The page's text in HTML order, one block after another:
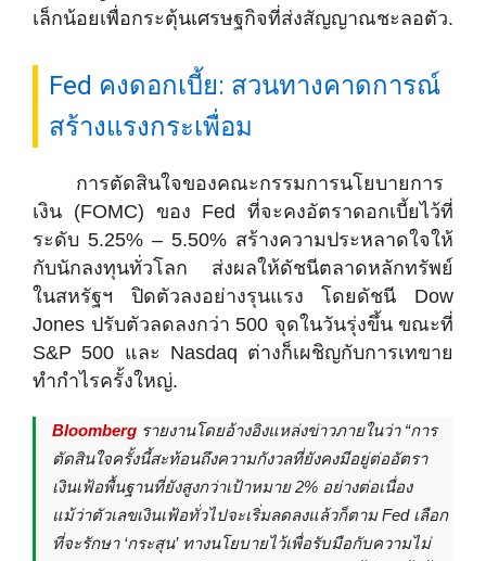
เล็กน้อยเพื่อกระตุ้นเศรษฐกิจที่ส่งสัญญาณชะลอตัว.
Fed คงดอกเบี้ย: สวนทางคาดการณ์
สร้างแรงกระเพื่อม
การตัดสินใจของคณะกรรมการนโยบายการ
เงิน (FOMC) ของ Fed ที่จะคงอัตราดอกเบี้ยไว้ที่
ระดับ 5.25% – 5.50% สร้างความประหลาดใจให้
กับนักลงทุนทั่วโลก ส่งผลให้ดัชนีตลาดหลักทรัพย์
ในสหรัฐฯ ปิดตัวลงอย่างรุนแรง โดยดัชนี Dow
Jones ปรับตัวลดลงกว่า 500 จุดในวันรุ่งขึ้น ขณะที่
S&P 500 และ Nasdaq ต่างก็เผชิญกับการเทขาย
ทำกำไรครั้งใหญ่.
Bloomberg รายงานโดยอ้างอิงแหล่งข่าวภายในว่า “การ
ตัดสินใจครั้งนี้สะท้อนถึงความกังวลที่ยังคงมีอยู่ต่ออัตรา
เงินเฟ้อพื้นฐานที่ยังสูงกว่าเป้าหมาย 2% อย่างต่อเนื่อง
แม้ว่าตัวเลขเงินเฟ้อทั่วไปจะเริ่มลดลงแล้วก็ตาม Fed เลือก
ที่จะรักษา ‘กระสุน’ ทางนโยบายไว้เพื่อรับมือกับความไม่